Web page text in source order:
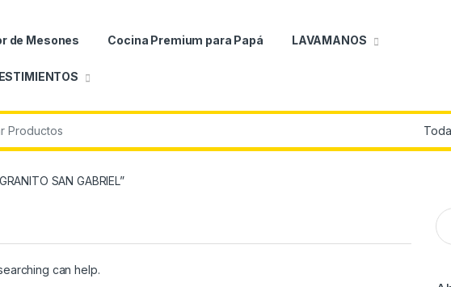
de Mesones Cocina Premium para Papá LAVAMANOS
SAN GABRIEL”
can help.